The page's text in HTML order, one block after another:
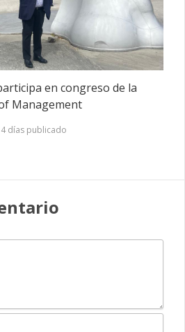
en congreso de la
Management
4 días publicado